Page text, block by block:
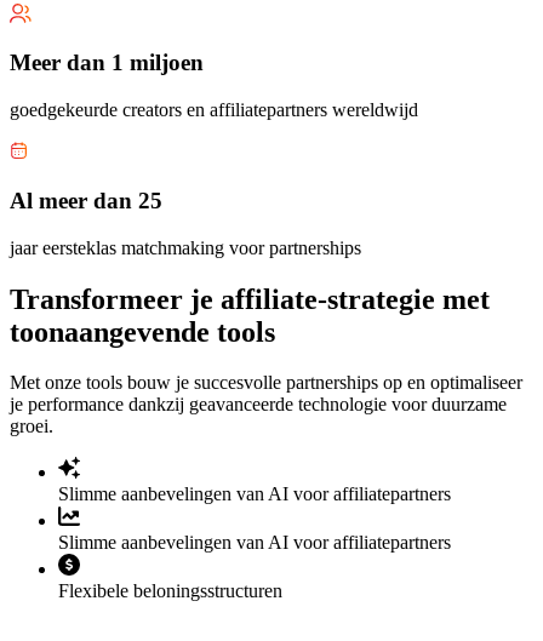
Meer dan 1 miljoen
goedgekeurde creators en affiliatepartners wereldwijd
Al meer dan 25
jaar eersteklas matchmaking voor partnerships
Transformeer je affiliate-strategie met
toonaangevende tools
Met onze tools bouw je succesvolle partnerships op en optimaliseer
je performance dankzij geavanceerde technologie voor duurzame
groei.
Slimme aanbevelingen van AI voor affiliatepartners
Slimme aanbevelingen van AI voor affiliatepartners
Flexibele beloningsstructuren